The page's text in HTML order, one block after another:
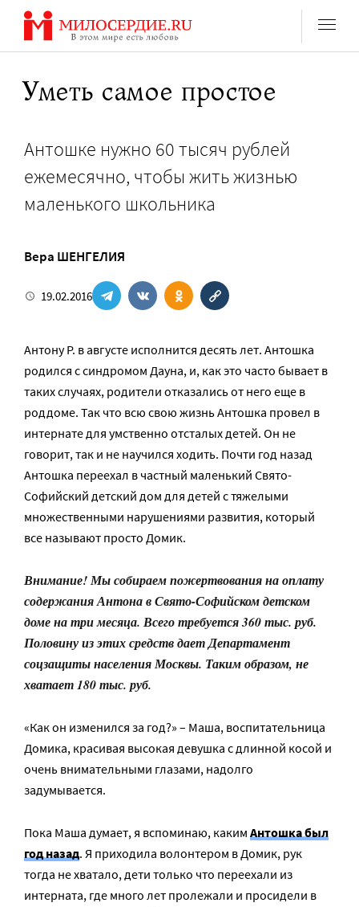
Перейти
содержанию
Уметь самое простое
Антошке нужно 60 тысяч рублей
ежемесячно, чтобы жить жизнью
маленького школьника
Вера ШЕНГЕЛИЯ
19.02.2016
Антону Р. в августе исполнится десять лет. Антошка
родился с синдромом Дауна, и, как это часто бывает в
таких случаях, родители отказались от него еще в
роддоме. Так что всю свою жизнь Антошка провел в
интернате для умственно отсталых детей. Он не
говорит, так и не научился ходить. Почти год назад
Антошка переехал в частный маленький Свято-
Софийский детский дом для детей с тяжелыми
множественными нарушениями развития, который
все называют просто Домик.
Внимание! Мы собираем пожертвования на оплату
содержания Антона в Свято-Софийском детском
доме на три месяца. Всего требуется 360 тыс. руб.
Половину из этих средств дает Департамент
соцзащиты населения Москвы. Таким образом, не
хватает 180 тыс. руб.
«Как он изменился за год?» – Маша, воспитательница
Домика, красивая высокая девушка с длинной косой и
очень внимательными глазами, надолго
задумывается.
Пока Маша думает, я вспоминаю, каким Антошка был
год назад. Я приходила волонтером в Домик, рук
тогда не хватало, дети только что переехали из
интерната, где много лет пролежали и просидели в